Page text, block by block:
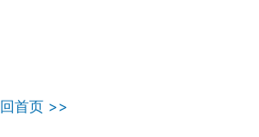
首页 >>